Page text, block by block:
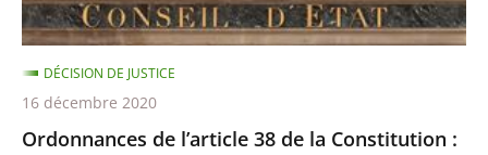
le
Conseil
d’État
précise
le
Ordonnances de l’article 38 de la Constitution :
DÉCISION DE JUSTICE
16 décembre 2020